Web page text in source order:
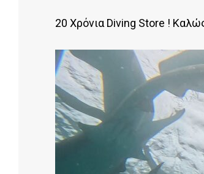
20 Χρόνια Diving Store !